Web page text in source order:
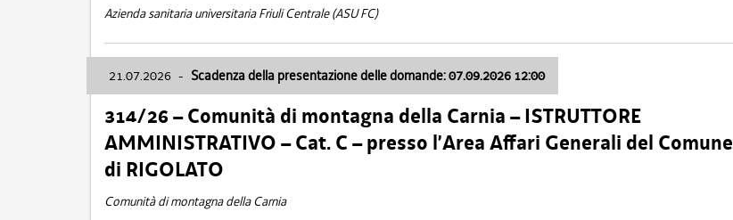
Azienda sanitaria universitaria Friuli Centrale (ASU FC)
21.07.2026 - Scadenza della presentazione delle domande: 07.09.2026 12:00
314/26 – Comunità di montagna della Carnia – ISTRUTTORE
AMMINISTRATIVO – Cat. C – presso l’Area Affari Generali del Comune
di RIGOLATO
Comunità di montagna della Carnia